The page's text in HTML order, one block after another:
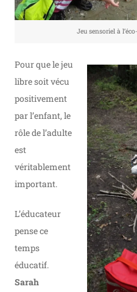
Jeu sensoriel à
Pour que le jeu
libre soit vécu
positivement
par l’enfant, le
rôle de l’adulte
est
véritablement
important.
L’éducateur
pense ce
temps
éducatif.
Sarah